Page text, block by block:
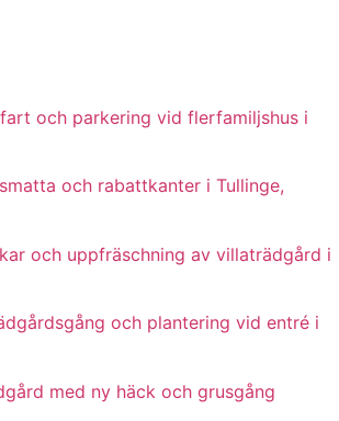
och parkering vid flerfamiljshus i
och rabattkanter i Tullinge,
och uppfräschning av villaträdgård i
och plantering vid entré i
med ny häck och grusgång